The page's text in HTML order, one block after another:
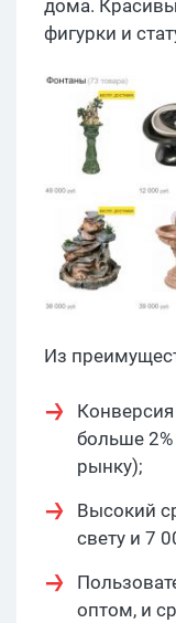
дома.
фигурки и
Из
больше
рынку);
Высокий
свету и 7
оптом, и